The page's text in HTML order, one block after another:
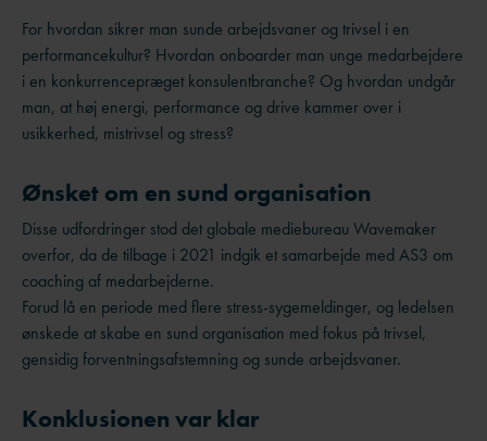
For hvordan sikrer man sunde arbejdsvaner og trivsel i en
performancekultur? Hvordan onboarder man unge medarbejdere
i en konkurrencepræget konsulentbranche? Og hvordan undgår
man, at høj energi, performance og drive kammer over i
usikkerhed, mistrivsel og stress?
Ønsket om en sund organisation
Disse udfordringer stod det globale mediebureau Wavemaker
overfor, da de tilbage i 2021 indgik et samarbejde med AS3 om
coaching af medarbejderne.
Forud lå en periode med flere stress-sygemeldinger, og ledelsen
ønskede at skabe en sund organisation med fokus på trivsel,
gensidig forventningsafstemning og sunde arbejdsvaner.
Konklusionen var klar